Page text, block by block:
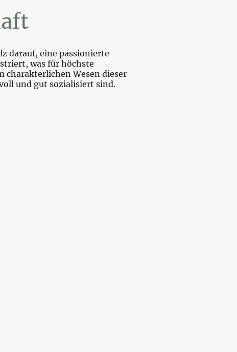
darauf, eine passionierte
was für höchste
charakterlichen Wesen dieser
und gut sozialisiert sind.